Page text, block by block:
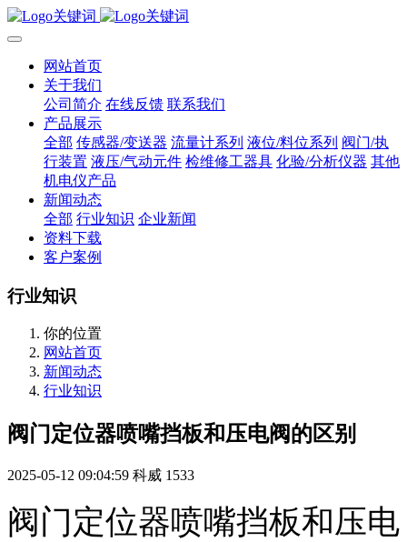
网站首页
关于我们
公司简介 在线反馈 联系我们
产品展示
全部 传感器/变送器 流量计系列 液位/料位系列 阀门/执
行装置 液压/气动元件 检维修工器具 化验/分析仪器 其他
机电仪产品
新闻动态
全部 行业知识 企业新闻
资料下载
客户案例
行业知识
你的位置
网站首页
新闻动态
行业知识
阀门定位器喷嘴挡板和压电阀的区别
2025-05-12 09:04:59 科威 1533
阀门定位器喷嘴挡板和压电